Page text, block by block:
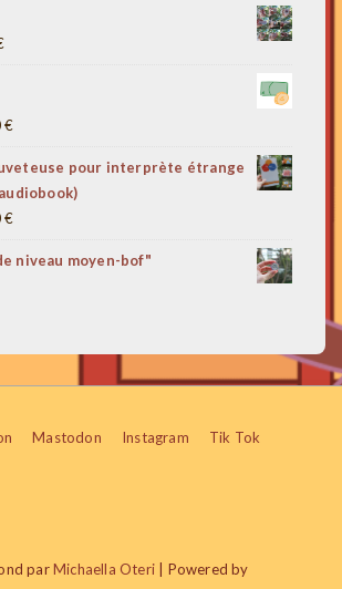
1,00 €
Plage
1,00 €
3,00 €
€Plage
prix :
1,00 €
à
20,00 €
pour interprète étrange
€Plage
prix :
niveau moyen-bof"
Mastodon Instagram
Tik Tok
parMichaella Oteri
| Powered by